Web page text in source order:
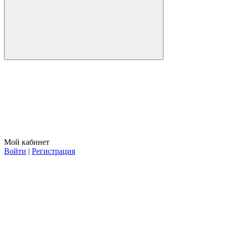
Мой кабинет
Войти | Регистрация